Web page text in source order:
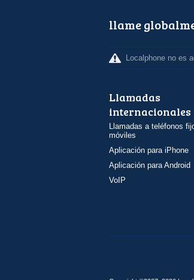
llame
Localphone no es
Llamadas
internacionales
Llamadas a teléfonos
móviles
Aplicación para iPhone
Aplicación para Android
VoIP